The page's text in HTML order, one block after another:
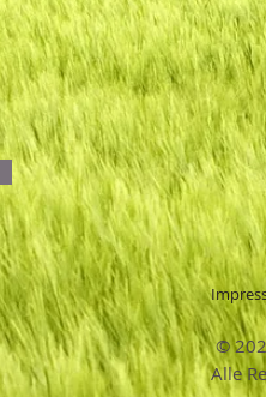
©
Alle